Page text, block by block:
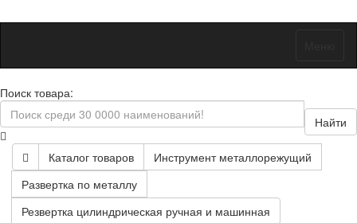
Поиск товара:
Найти
Каталог товаров
Инструмент металлорежущий
Развертка по металлу
Резвертка цилиндрическая ручная и машинная